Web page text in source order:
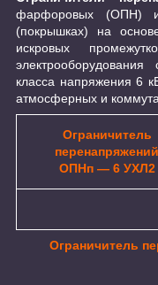
фарфоровых (ОПН)
(покрышках) на
искровых
класса напряжения 6
атмосферных и
Ограничитель
перенапряжений
OПНп ― 6 УХЛ2
Ограничитель